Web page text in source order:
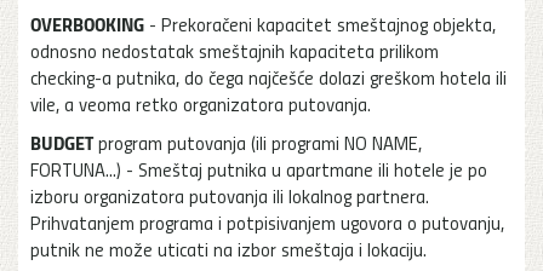
OVERBOOKING - Prekoračeni kapacitet smeštajnog objekta,
odnosno nedostatak smeštajnih kapaciteta prilikom
checking-a putnika, do čega najčešće dolazi greškom hotela ili
vile, a veoma retko organizatora putovanja.
BUDGETprogram putovanja (ili programi NO NAME,
FORTUNA...) - Smeštaj putnika u apartmane ili hotele je po
izboru organizatora putovanja ili lokalnog partnera.
Prihvatanjem programa i potpisivanjem ugovora o putovanju,
putnik ne može uticati na izbor smeštaja i lokaciju.